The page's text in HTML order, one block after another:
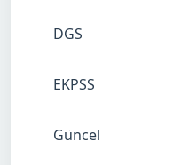
DGS
EKPSS
Güncel